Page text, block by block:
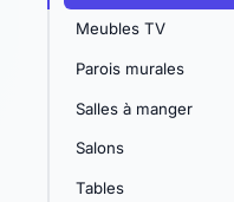
Meubles TV
Parois murales
Salles à manger
Salons
Tables